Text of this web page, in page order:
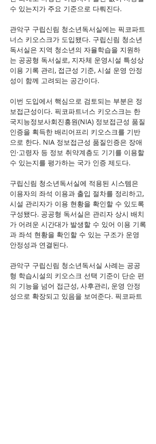
수 있는지가 주요 기준으로 다뤄진다.
관악구 구립신림 청소년독서실에는 픽코파트
너스 키오스크가 도입됐다. 구립신림 청소년
독서실은 지역 청소년의 자율학습을 지원하
는 공공형 독서실로, 지자체 운영시설 특성상
이용 기록 관리, 접근성 기준, 시설 운영 안정
성이 함께 고려되는 공간이다.
이번 도입에서 핵심으로 검토되는 부분은 정
보접근성이다. 픽코파트너스 키오스크는 한
국지능정보사회진흥원(NIA) 정보접근성 품질
인증을 획득한 배리어프리 키오스크를 기반
으로 한다. NIA 정보접근성 품질인증은 장애
인·고령자 등 정보 취약계층도 기기를 이용할
수 있는지를 평가하는 국가 인증 제도다.
구립신림 청소년독서실에 적용된 시스템은
이용자의 좌석 이용과 출입 절차를 정리하고,
시설 관리자가 이용 현황을 확인할 수 있도록
구성됐다. 공공형 독서실은 관리자 상시 배치
가 어려운 시간대가 발생할 수 있어 이용 기록
과 좌석 현황을 확인할 수 있는 구조가 운영
안정성과 연결된다.
관악구 구립신림 청소년독서실 사례는 공공
형 학습시설의 키오스크 선택 기준이 단순 편
의 기능을 넘어 접근성, 사후관리, 운영 안정
성으로 확장되고 있음을 보여준다. 픽코파트